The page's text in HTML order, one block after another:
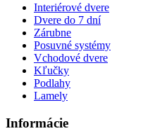
Interiérové dvere
Dvere do 7 dní
Zárubne
Posuvné systémy
Vchodové dvere
Kľučky
Podlahy
Lamely
Informácie